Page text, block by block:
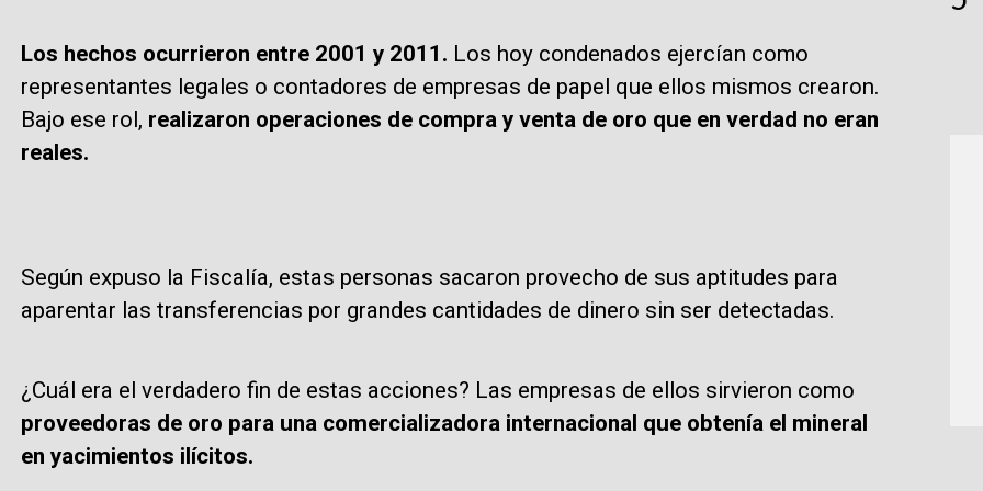
Los hechos ocurrieron entre 2001 y 2011. Los hoy condenados ejercían como
representantes legales o contadores de empresas de papel que ellos mismos crearon.
Bajo ese rol, realizaron operaciones de compra y venta de oro que en verdad no eran
reales.
Según expuso la Fiscalía, estas personas sacaron provecho de sus aptitudes para
aparentar las transferencias por grandes cantidades de dinero sin ser detectadas.
¿Cuál era el verdadero fin de estas acciones? Las empresas de ellos sirvieron como
proveedoras de oro para una comercializadora internacional que obtenía el mineral
en yacimientos ilícitos.